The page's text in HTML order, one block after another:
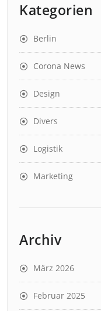
Kategorien
Berlin
Corona News
Design
Divers
Logistik
Marketing
Archiv
März 2026
Februar 2025